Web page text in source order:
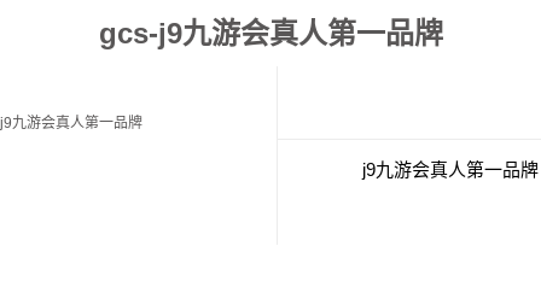
gcs-j9九游会真人第一品牌
j9九游会真人第一品牌
j9九游会真人第一品牌